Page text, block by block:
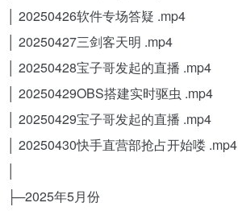
│ 20250426软件专场答疑 .mp4
│ 20250427三剑客天明 .mp4
│ 20250428宝子哥发起的直播 .mp4
│ 20250429OBS搭建实时驱虫 .mp4
│ 20250429宝子哥发起的直播 .mp4
│ 20250430快手直营部抢占开始喽 .mp4
├─2025年5月份